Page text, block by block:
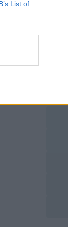
List of